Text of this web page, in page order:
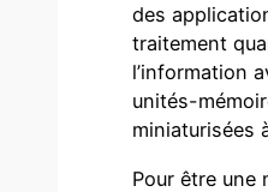
des
traitement
l’information
unités-
miniaturisées
Pour être une